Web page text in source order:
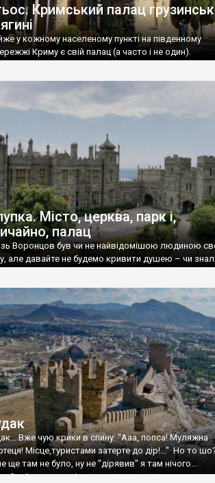
Кримський палац
у кожному населеному пункті на південному
Криму є свій палац (а часто і не один).
Місто, церква, парк і,
палац
Воронцов був чи не найвідомішою людиною
але давайте не будемо кривити душею – чи
Вже чую крики в спину: "Ааа, попса! Муляжна
Місце,туристами затерте до дір!..." Но то
ще там не було, ну не "дірявив" я там нічого...
до цього літа.